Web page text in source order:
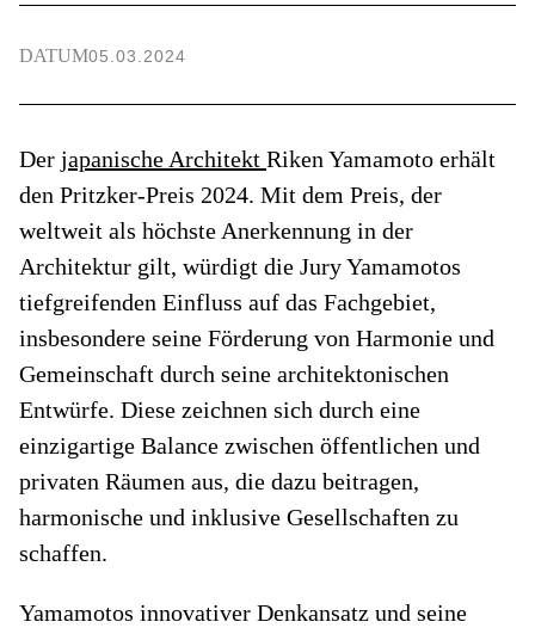
DATUM05.03.2024
Der japanische Architekt Riken Yamamoto erhält
den Pritzker-Preis 2024. Mit dem Preis, der
weltweit als höchste Anerkennung in der
Architektur gilt, würdigt die Jury Yamamotos
tiefgreifenden Einfluss auf das Fachgebiet,
insbesondere seine Förderung von Harmonie und
Gemeinschaft durch seine architektonischen
Entwürfe. Diese zeichnen sich durch eine
einzigartige Balance zwischen öffentlichen und
privaten Räumen aus, die dazu beitragen,
harmonische und inklusive Gesellschaften zu
schaffen.
Yamamotos innovativer Denkansatz und seine